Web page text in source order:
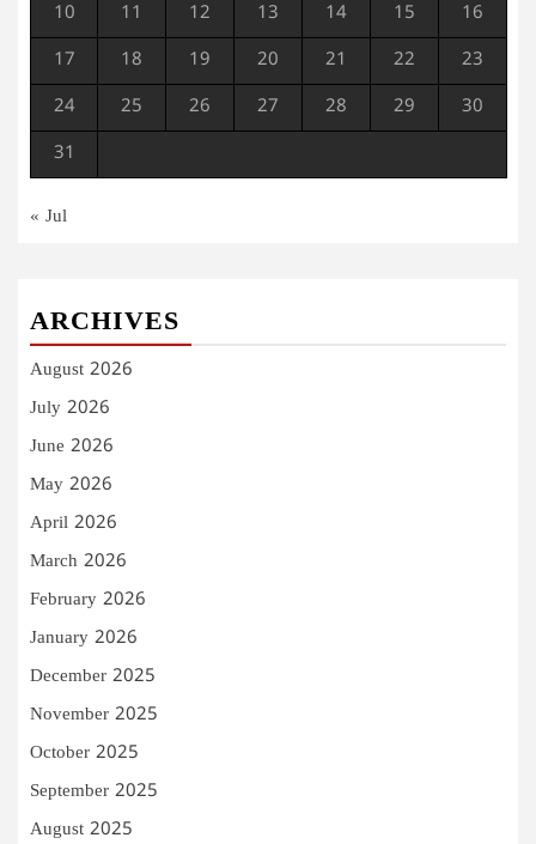
10 11 12 13 14 15 16
17 18 19 20 21 22 23
24 25 26 27 28 29 30
31
« Jul
ARCHIVES
August 2026
July 2026
June 2026
May 2026
April 2026
March 2026
February 2026
January 2026
December 2025
November 2025
October 2025
September 2025
August 2025